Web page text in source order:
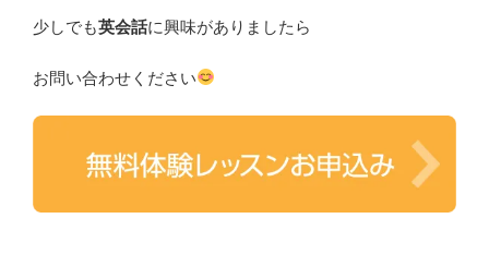
少しでも英会話に興味がありましたら
お問い合わせください